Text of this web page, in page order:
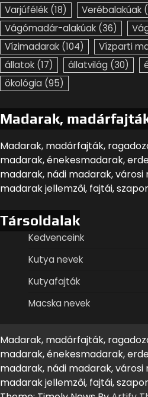
Varjúfélék (18) Verébalakúak
Vágómadár-alakúak (36)
Vízimadarak (104) Vízparti
állatok (17) állatvilág (30)
ökológia (95)
Madarak,
Madarak, madárfajták,
madarak, énekesmadarak,
madarak, nádi madarak,
madarak jellemzői, fajtái,
Társoldalak
Kedvenceink
Kutya nevek
Kutyafajták
Macska nevek
Madarak, madárfajták,
madarak, énekesmadarak,
madarak, nádi madarak,
madarak jellemzői, fajtái,